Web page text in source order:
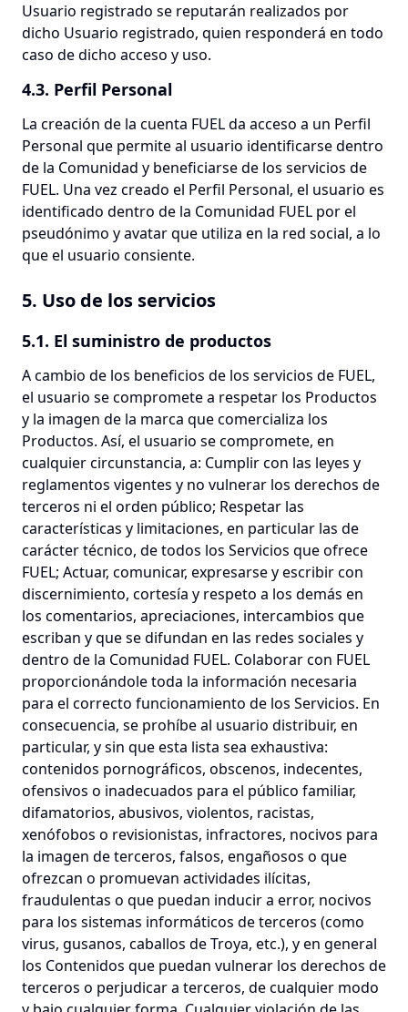
Usuario registrado se reputarán realizados por
dicho Usuario registrado, quien responderá en todo
caso de dicho acceso y uso.
4.3. Perfil Personal
La creación de la cuenta FUEL da acceso a un Perfil
Personal que permite al usuario identificarse dentro
de la Comunidad y beneficiarse de los servicios de
FUEL. Una vez creado el Perfil Personal, el usuario es
identificado dentro de la Comunidad FUEL por el
pseudónimo y avatar que utiliza en la red social, a lo
que el usuario consiente.
5. Uso de los servicios
5.1. El suministro de productos
A cambio de los beneficios de los servicios de FUEL,
el usuario se compromete a respetar los Productos
y la imagen de la marca que comercializa los
Productos. Así, el usuario se compromete, en
cualquier circunstancia, a: Cumplir con las leyes y
reglamentos vigentes y no vulnerar los derechos de
terceros ni el orden público; Respetar las
características y limitaciones, en particular las de
carácter técnico, de todos los Servicios que ofrece
FUEL; Actuar, comunicar, expresarse y escribir con
discernimiento, cortesía y respeto a los demás en
los comentarios, apreciaciones, intercambios que
escriban y que se difundan en las redes sociales y
dentro de la Comunidad FUEL. Colaborar con FUEL
proporcionándole toda la información necesaria
para el correcto funcionamiento de los Servicios. En
consecuencia, se prohíbe al usuario distribuir, en
particular, y sin que esta lista sea exhaustiva:
contenidos pornográficos, obscenos, indecentes,
ofensivos o inadecuados para el público familiar,
difamatorios, abusivos, violentos, racistas,
xenófobos o revisionistas, infractores, nocivos para
la imagen de terceros, falsos, engañosos o que
ofrezcan o promuevan actividades ilícitas,
fraudulentas o que puedan inducir a error, nocivos
para los sistemas informáticos de terceros (como
virus, gusanos, caballos de Troya, etc.), y en general
los Contenidos que puedan vulnerar los derechos de
terceros o perjudicar a terceros, de cualquier modo